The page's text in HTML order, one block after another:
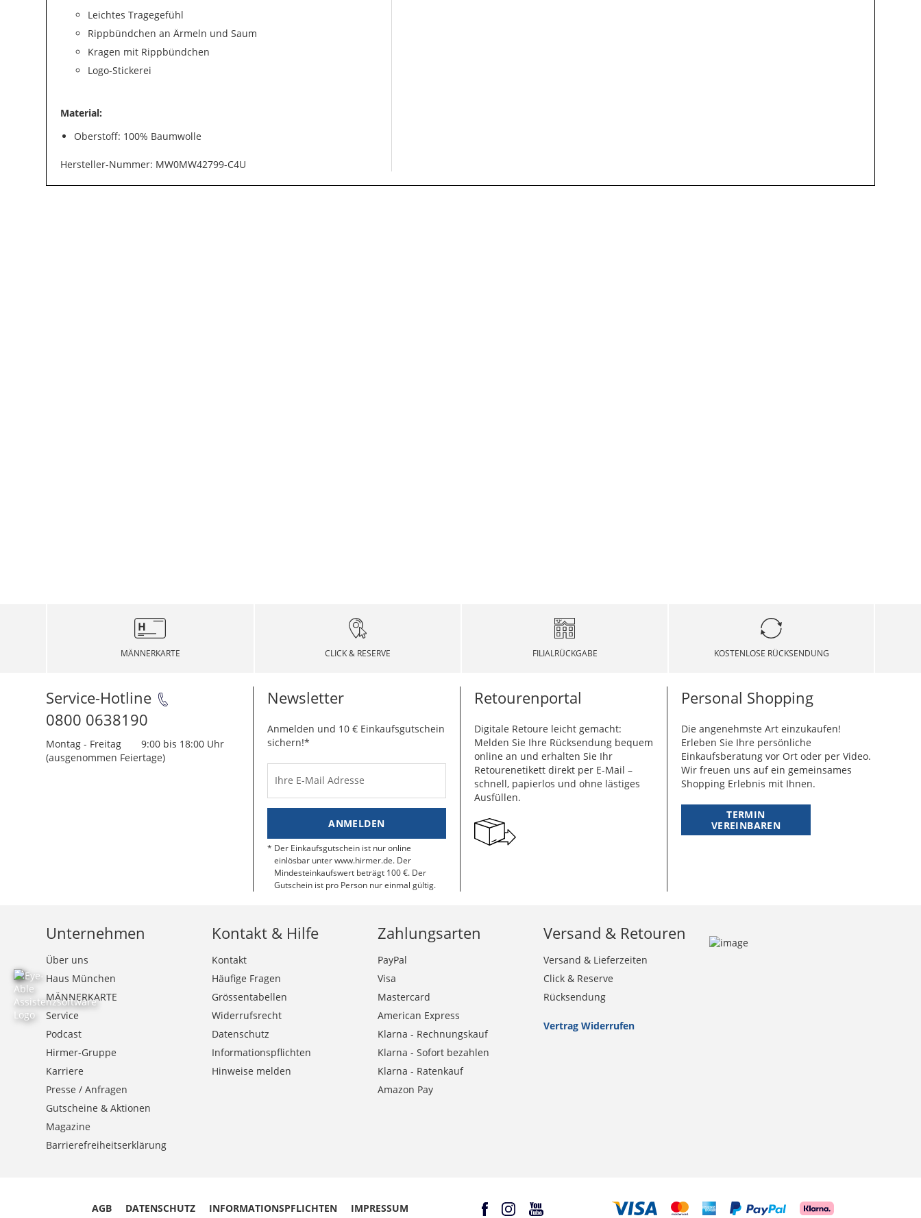
Leichtes Tragegefühl
Rippbündchen an Ärmeln und Saum
Kragen mit Rippbündchen
Logo-Stickerei
Material:
Oberstoff: 100% Baumwolle
Hersteller-Nummer: MW0MW42799-C4U
MÄNNERKARTE CLICK & RESERVE FILIALRÜCKGABE KOSTENLOSE RÜCKSENDUNG
Service-Hotline
0800 0638190
Montag - Freitag
9:00 bis 18:00 Uhr
(ausgenommen Feiertage)
Newsletter
Anmelden und 10 € Einkaufsgutschein
sichern!*
Ihre E-Mail Adresse
ANMELDEN
Der Einkaufsgutschein ist nur online
einlösbar unter www.hirmer.de. Der
Mindesteinkaufswert beträgt 100 €. Der
Gutschein ist pro Person nur einmal gültig.
Retourenportal
Digitale Retoure leicht gemacht:
Melden Sie Ihre Rücksendung bequem
online an und erhalten Sie Ihr
Retourenetikett direkt per E-Mail –
schnell, papierlos und ohne lästiges
Ausfüllen.
Personal Shopping
Die angenehmste Art einzukaufen!
Erleben Sie Ihre persönliche
Einkaufsberatung vor Ort oder per Video.
Wir freuen uns auf ein gemeinsames
Shopping Erlebnis mit Ihnen.
TERMIN
VEREINBAREN
Unternehmen
Über uns
Haus München
MÄNNERKARTE
Service
Podcast
Hirmer-Gruppe
Karriere
Presse / Anfragen
Gutscheine & Aktionen
Magazine
Barrierefreiheitserklärung
Kontakt & Hilfe
Kontakt
Häufige Fragen
Grössentabellen
Widerrufsrecht
Datenschutz
Informationspflichten
Hinweise melden
Zahlungsarten
PayPal
Visa
Mastercard
American Express
Klarna - Rechnungskauf
Klarna - Sofort bezahlen
Klarna - Ratenkauf
Amazon Pay
Versand & Retouren
Versand & Lieferzeiten
Click & Reserve
Rücksendung
Vertrag Widerrufen
AGB DATENSCHUTZ INFORMATIONSPFLICHTEN IMPRESSUM